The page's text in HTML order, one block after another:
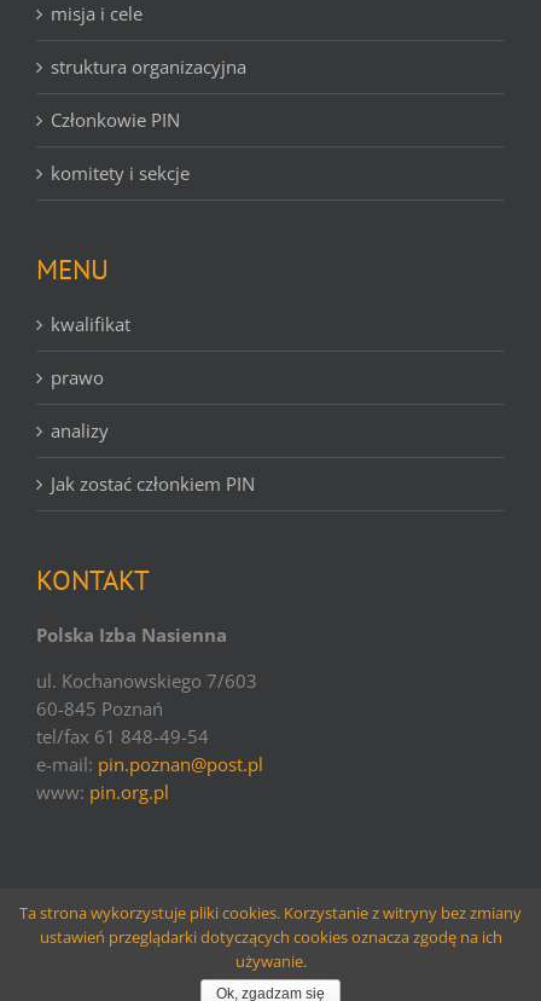
misja i cele
struktura organizacyjna
Członkowie PIN
komitety i sekcje
MENU
kwalifikat
prawo
analizy
Jak zostać członkiem PIN
KONTAKT
Polska Izba Nasienna
ul. Kochanowskiego 7/603
60-845 Poznań
tel/fax 61 848-49-54
e-mail: pin.poznan@post.pl
www: pin.org.pl
© copyright PIN | 2016 | websolutionsLarido
Facebook
Email
Ta strona wykorzystuje pliki cookies. Korzystanie z witryny bez zmiany
ustawień przeglądarki dotyczących cookies oznacza zgodę na ich
używanie.
Ok, zgadzam się